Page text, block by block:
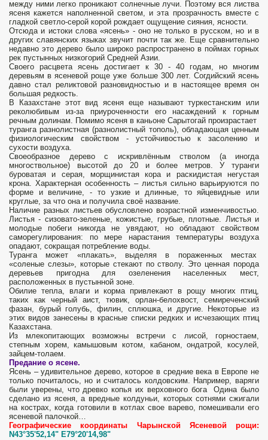
между ними легко проникают солнечные лучи. Поэтому вся листва
ясеня кажется наполненной светом, и эта прозрачность вместе с
гладкой светло-серой корой рождает ощущение сияния, ясности.
Отсюда и истоки слова «ясень» - оно не только в русском, но и в
других славянских языках звучит почти так же. Еще сравнительно
недавно это дерево было широко распространено в поймах горных
рек пустынных низкогорий Средней Азии.
Своего расцвета ясень достигает к 30 - 40 годам, но многим
деревьям в ясеневой роще уже больше 300 лет. Согдийский ясень
давно стал реликтовой разновидностью и в настоящее время он
большая редкость.
В Казахстане этот вид ясеня еще называют туркестанским или
реколюбивым из-за приуроченности его насаждений к горным
речным долинам. Помимо ясеня в каньоне Сарытогай произрастает
туранга разнолистная (разнолистный тополь), обладающая ценным
физиологическим свойством - устойчивостью к засолению и
сухости воздуха.
Своеобразное дерево с искривлённым стволом (а иногда
многоствольное) высотой до 20 и более метров. У туранги
буроватая и серая, морщинистая кора и раскидистая негустая
крона. Характерная особенность – листья сильно варьируются по
форме и величине, - то узкие и длинные, то яйцевидные или
круглые, за что она и получила своё название.
Наличие разных листьев обусловлено возрастной изменчивостью.
Листья - сизовато-зеленые, кожистые, грубые, плотные. Листья и
молодые побеги никогда не увядают, но обладают свойством
саморегулирования: по мере нарастания температуры воздуха
опадают, сокращая потребление воды.
Туранга может «плакать», выделяя в пораженных местах
«соленые слезы», которые стекают по стволу. Это ценная порода
деревьев пригодна для озеленения населенных мест,
расположенных в пустынной зоне.
Обилие тепла, влаги и корма привлекают в рощу многих птиц,
таких как черный аист, тювик, орлан-белохвост, семиреченский
фазан, бурый голубь, филин, сплюшка, и другие. Некоторые из
этих видов занесены в красные списки редких и исчезающих птиц
Казахстана.
Из млекопитающих возможны встречи с лисой, горностаем,
степным хорем, камышовым котом, кабаном, ондатрой, косулей,
зайцем-толаем.
Предание о ясене.
Ясень – удивительное дерево, которое в средние века в Европе не
только почиталось, но и считалось колдовским. Например, варяги
были уверены, что древко копья их верховного бога Одина было
сделано из ясеня, а вредные колдуньи, которых сотнями сжигали
на кострах, когда готовили в котлах свое варево, помешивали его
ясеневой палочкой…
Географические координаты Чарынской Ясеневой рощи:
N43°35'52,14" E79°20'14,98"